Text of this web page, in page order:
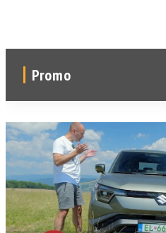
Promo